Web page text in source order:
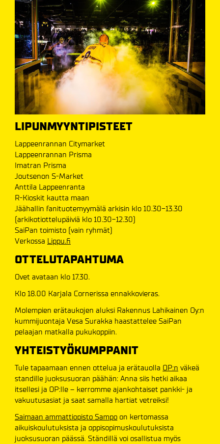
LIPUNMYYNTIPISTEET
Lappeenrannan Citymarket
Lappeenrannan Prisma
Imatran Prisma
Joutsenon S-Market
Anttila Lappeenranta
R-Kioskit kautta maan
Jäähallin fanituotemyymälä arkisin klo 10.30-13.30
(arkikotiottelupäiviä klo 10.30-12.30)
SaiPan toimisto (vain ryhmät)
Verkossa Lippu.fi
OTTELUTAPAHTUMA
Ovet avataan klo 17.30.
Klo 18.00 Karjala Cornerissa ennakkovieras.
Molempien erätaukojen aluksi Rakennus Lahikainen Oy:n
kummijuontaja Vesa Surakka haastattelee SaiPan
pelaajan matkalla pukukoppiin.
YHTEISTYÖKUMPPANIT
Tule tapaamaan ennen ottelua ja erätauolla OP:n väkeä
standille juoksusuoran päähän: Anna siis hetki aikaa
itsellesi ja OP:lle – kerromme ajankohtaiset pankki- ja
vakuutusasiat ja saat samalla hartiat vetreiksi!
Saimaan ammattiopisto Sampo on kertomassa
aikuiskoulutuksista ja oppisopimuskoulutuksista
juoksusuoran päässä. Ständillä voi osallistua myös